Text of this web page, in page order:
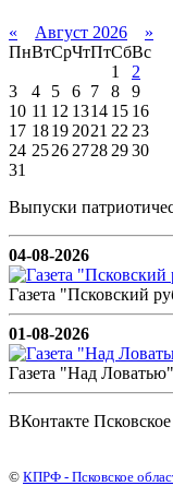
« Август 2026
»
ПнВтСрЧтПтСбВс
1
2
3
4 5 6 7 8
9
10 11 12 1314 15 16
17 18192021 2223
24 252627282930
31
Выпуски
04-08-2026
Газета "Псковский
01-08-2026
Газета "Над
ВКонтакте
© КПРФ - Псковское